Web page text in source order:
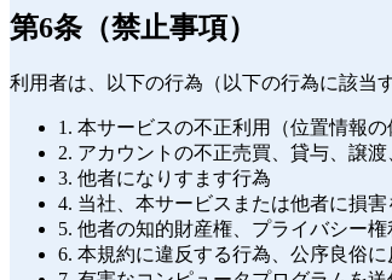
第6条（禁止事項）
利用者は、以下の行為（以下の行為に該当
1. 本サービスの不正利用（位置情報
2. アカウントの不正売買、貸与、譲
3. 他者になりすます行為
4. 当社、本サービスまたは他者に損
5. 他者の知的財産権、プライバシー
6. 本規約に違反する行為、公序良俗